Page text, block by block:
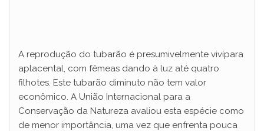
A reprodução do tubarão é presumivelmente vivípara
aplacental, com fêmeas dando à luz até quatro
filhotes. Este tubarão diminuto não tem valor
econômico. A União Internacional para a
Conservação da Natureza avaliou esta espécie como
de menor importância, uma vez que enfrenta pouca